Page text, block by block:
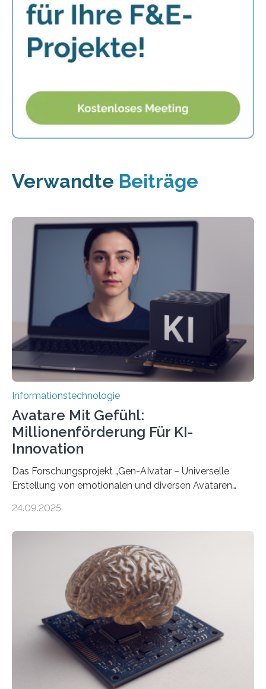
Verwandte Beiträge
Informationstechnologie
Avatare Mit Gefühl:
Millionenförderung Für KI-
Innovation
Das Forschungsprojekt „Gen-AIvatar – Universelle
Erstellung von emotionalen und diversen Avataren
Förderung in Höhe von rund 2 Millionen Euro. Dabei
der Universität Bonn und der TH Köln gemeinsam mit
der MindPort GmbH eine neuartige, KI-gestützte
Lösung zur Erzeugung von Emotionen für realistische
Avatare. Gen-AIvatar entwickelt innovative und
kosteneffiziente Methoden, um lebensechte Avatare zu
erstellen. „Besonders wichtig ist uns eine ganzheitliche
Animation, bei der Stimme, Körperbewegung, Gestik
und Mimik im Einklang sind…
24.09.2025